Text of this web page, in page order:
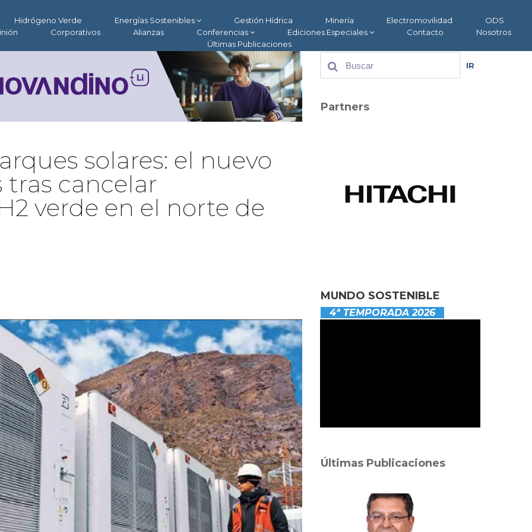
Hidrógeno Verde Energías Sostenibles Gestión Hídrica Minería Electromovilidad
ODS
Corporativos Alianzas Conferencias Ediciones Especiales Contacto
Nosotros
Últimas Publicaciones
solares: el nuevo
tras cancelar
verde en el norte de
IR
Partners
MUNDO SOSTENIBLE
4ª TEMPORADA 2026
Últimas Publicaciones